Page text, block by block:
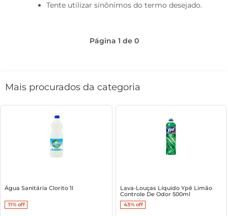
Tente utilizar sinônimos do termo desejado.
Página 1 de 0
Mais procurados da categoria
Água Sanitária Clorito 1l
11%off
Lava-Louças Líquido Ypê Limão
Controle De Odor 500ml
43%off